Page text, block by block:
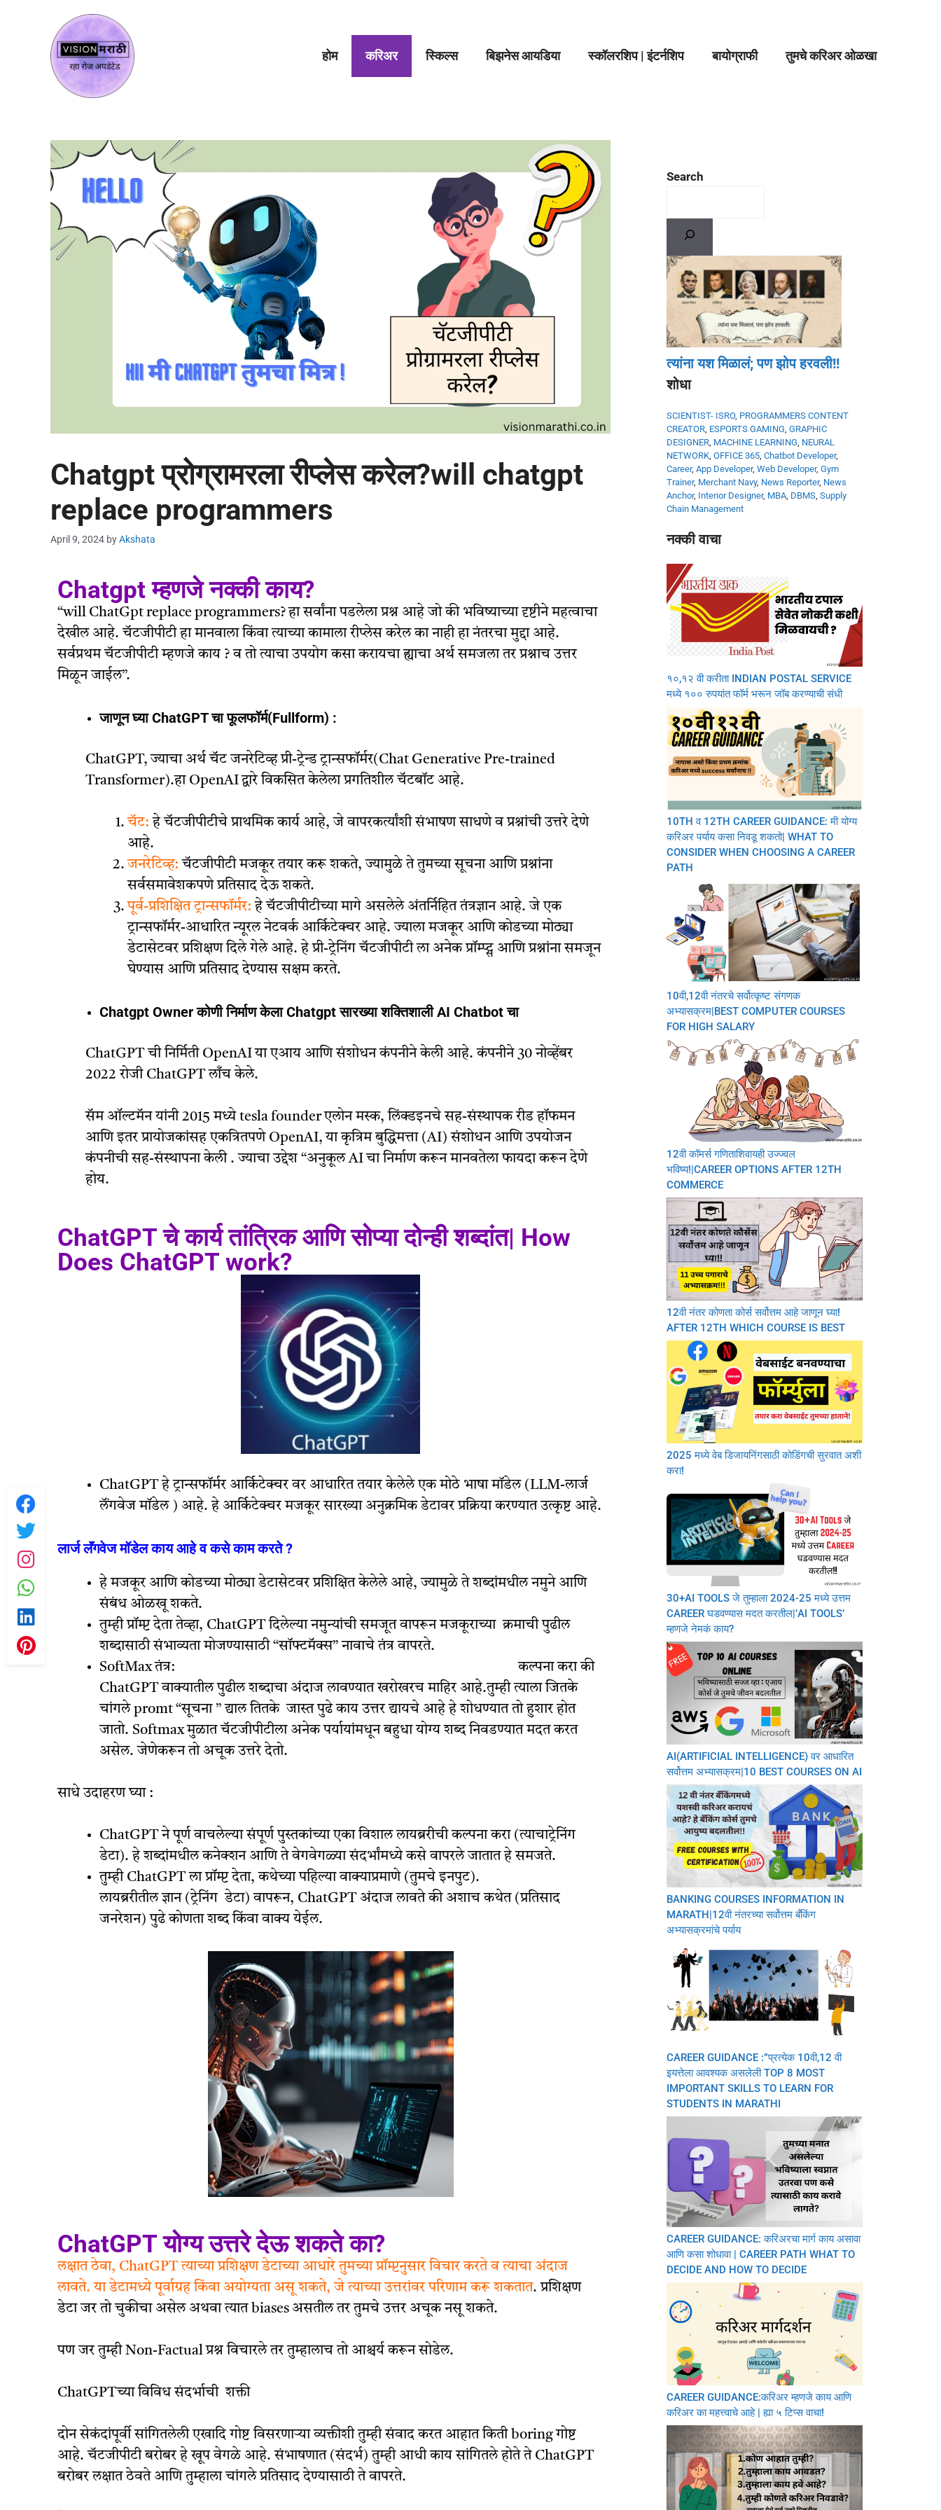
होम करिअर स्किल्स बिझनेस आयडिया स्कॉलरशिप | इंटर्नशिप बायोग्राफी तुमचे करिअर ओळखा
Chatgpt प्रोग्रामरला रीप्लेस करेल?will chatgpt
replace programmers
April 9, 2024 byAkshata
Chatgpt म्हणजे नक्की काय?
“will ChatGpt replace programmers? हा सर्वांना पडलेला प्रश्न आहे जो की भविष्याच्या दृष्टीने महत्वाचा
देखील आहे. चॅटजीपीटी हा मानवाला किंवा त्याच्या कामाला रीप्लेस करेल का नाही हा नंतरचा मुद्दा आहे.
सर्वप्रथम चॅटजीपीटी म्हणजे काय ? व तो त्याचा उपयोग कसा करायचा ह्याचा अर्थ समजला तर प्रश्नाच उत्तर
मिळून जाईल”.
जाणून घ्या ChatGPT चा फूलफॉर्म(Fullform) :
ChatGPT, ज्याचा अर्थ चॅट जनरेटिव्ह प्री-ट्रेन्ड ट्रान्सफॉर्मर(Chat Generative Pre-trained
Transformer).हा OpenAI द्वारे विकसित केलेला प्रगतिशील चॅटबॉट आहे.
चॅट: हे चॅटजीपीटीचे प्राथमिक कार्य आहे, जे वापरकर्त्यांशी संभाषण साधणे व प्रश्नांची उत्तरे देणे
आहे.
जनरेटिव्ह:चॅटजीपीटी मजकूर तयार करू शकते, ज्यामुळे ते तुमच्या सूचना आणि प्रश्नांना
सर्वसमावेशकपणे प्रतिसाद देऊ शकते.
पूर्व-प्रशिक्षित ट्रान्सफॉर्मर: हे चॅटजीपीटीच्या मागे असलेले अंतर्निहित तंत्रज्ञान आहे. जे एक
ट्रान्सफॉर्मर-आधारित न्यूरल नेटवर्क आर्किटेक्चर आहे. ज्याला मजकूर आणि कोडच्या मोठ्या
डेटासेटवर प्रशिक्षण दिले गेले आहे. हे प्री-ट्रेनिंग चॅटजीपीटी ला अनेक प्रॉम्प्ट्स आणि प्रश्नांना समजून
घेण्यास आणि प्रतिसाद देण्यास सक्षम करते.
Chatgpt Owner कोणी निर्माण केला Chatgpt सारख्या शक्तिशाली AI Chatbot चा
ChatGPT ची निर्मिती OpenAI या एआय आणि संशोधन कंपनीने केली आहे. कंपनीने 30 नोव्हेंबर
2022 रोजी ChatGPT लाँच केले.
सॅम ऑल्टमॅन यांनी 2015 मध्ये tesla founder एलोन मस्क, लिंक्डइनचे सह-संस्थापक रीड हॉफमन
आणि इतर प्रायोजकांसह एकत्रितपणे OpenAI, या कृत्रिम बुद्धिमत्ता (AI) संशोधन आणि उपयोजन
कंपनीची सह-संस्थापना केली . ज्याचा उद्देश “अनुकूल AI चा निर्माण करून मानवतेला फायदा करून देणे
होय.
ChatGPT चे कार्य तांत्रिक आणि सोप्या दोन्ही शब्दांत| How
Does ChatGPT work?
ChatGPT हे ट्रान्सफॉर्मर आर्किटेक्चर वर आधारित तयार केलेले एक मोठे भाषा मॉडेल (LLM-लार्ज
लॅंगवेज मॉडेल ) आहे. हे आर्किटेक्चर मजकूर सारख्या अनुक्रमिक डेटावर प्रक्रिया करण्यात उत्कृष्ट आहे.
लार्ज लॅंगवेज मॉडेल काय आहे व कसे काम करते ?
हे मजकूर आणि कोडच्या मोठ्या डेटासेटवर प्रशिक्षित केलेले आहे, ज्यामुळे ते शब्दांमधील नमुने आणि
संबंध ओळखू शकते.
तुम्ही प्रॉम्प्ट देता तेव्हा, ChatGPT दिलेल्या नमुन्यांची समजूत वापरून मजकूराच्या क्रमाची पुढील
शब्दासाठी संभाव्यता मोजण्यासाठी “सॉफ्टमॅक्स” नावाचे तंत्र वापरते.
SoftMax तंत्र: कल्पना करा की
ChatGPT वाक्यातील पुढील शब्दाचा अंदाज लावण्यात खरोखरच माहिर आहे.तुम्ही त्याला जितके
चांगले promt “सूचना ” द्याल तितके जास्त पुढे काय उत्तर द्यायचे आहे हे शोधण्यात तो हुशार होत
जातो. Softmax मुळात चॅटजीपीटीला अनेक पर्यायांमधून बहुधा योग्य शब्द निवडण्यात मदत करत
असेल. जेणेकरून तो अचूक उत्तरे देतो.
साधे उदाहरण घ्या :
ChatGPT ने पूर्ण वाचलेल्या संपूर्ण पुस्तकांच्या एका विशाल लायब्ररीची कल्पना करा (त्याचाट्रेनिंग
डेटा). हे शब्दांमधील कनेक्शन आणि ते वेगवेगळ्या संदर्भांमध्ये कसे वापरले जातात हे समजते.
तुम्ही ChatGPT ला प्रॉम्प्ट देता, कथेच्या पहिल्या वाक्याप्रमाणे (तुमचे इनपुट).
लायब्ररीतील ज्ञान (ट्रेनिंग डेटा) वापरून, ChatGPT अंदाज लावते की अशाच कथेत (प्रतिसाद
जनरेशन) पुढे कोणता शब्द किंवा वाक्य येईल.
ChatGPT योग्य उत्तरे देऊ शकते का?
लक्षात ठेवा, ChatGPT त्याच्या प्रशिक्षण डेटाच्या आधारे तुमच्या प्रॉम्प्टनुसार विचार करते व त्याचा अंदाज
लावते. या डेटामध्ये पूर्वाग्रह किंवा अयोग्यता असू शकते, जे त्याच्या उत्तरांवर परिणाम करू शकतात. प्रशिक्षण
डेटा जर तो चुकीचा असेल अथवा त्यात biases असतील तर तुमचे उत्तर अचूक नसू शकते.
पण जर तुम्ही Non-Factual प्रश्न विचारले तर तुम्हालाच तो आश्चर्य करून सोडेल.
ChatGPTच्या विविध संदर्भाची शक्ती
दोन सेकंदांपूर्वी सांगितलेली एखादि गोष्ट विसरणाऱ्या व्यक्तीशी तुम्ही संवाद करत आहात किती boring गोष्ट
आहे. चॅटजीपीटी बरोबर हे खूप वेगळे आहे. संभाषणात (संदर्भ) तुम्ही आधी काय सांगितले होते ते ChatGPT
बरोबर लक्षात ठेवते आणि तुम्हाला चांगले प्रतिसाद देण्यासाठी ते वापरते.
Search
त्यांना यश मिळालं; पण झोप हरवली!!
शोधा
SCIENTIST- ISRO, PROGRAMMERS CONTENT
CREATOR ESPORTS GAMING GRAPHIC
DESIGNER MACHINE LEARNING NEURAL
NETWORK OFFICE 365 Chatbot Developer,
Career, App Developer, Web Developer, Gym
Trainer, Merchant Navy, News Reporter, News
Anchor, Interior Designer, MBA DBMS Supply
Chain Management
नक्की वाचा
१०,१२ वी करीता INDIAN POSTAL SERVICE
मध्ये १०० रुपयांत फॉर्म भरून जॉब करण्याची संधी
10TH व 12TH CAREER GUIDANCE: मी योग्य
करिअर पर्याय कसा निवडू शकतो| WHAT TO
CONSIDER WHEN CHOOSING A CAREER
PATH
10वी,12वी नंतरचे सर्वोत्कृष्ट संगणक
अभ्यासक्रम|BEST COMPUTER COURSES
FOR HIGH SALARY
12वी कॉमर्स गणिताशिवायही उज्ज्वल
भविष्य!|CAREER OPTIONS AFTER 12TH
COMMERCE
12वी नंतर कोणता कोर्स सर्वोत्तम आहे जाणून घ्या!
AFTER 12TH WHICH COURSE IS BEST
2025 मध्ये वेब डिजायनिंगसाठी कोडिंगची सुरवात अशी
करा!
30+AI TOOLS जे तुम्हाला 2024-25 मध्ये उत्तम
CAREER घडवण्यास मदत करतील|’AI TOOLS’
म्हणजे नेमकं काय?
AI(ARTIFICIAL INTELLIGENCE) वर आधारित
सर्वोत्तम अभ्यासक्रम|10 BEST COURSES ON AI
BANKING COURSES INFORMATION IN
MARATH|12वी नंतरच्या सर्वोत्तम बँकिंग
अभ्यासक्रमांचे पर्याय
CAREER GUIDANCE :”प्रत्येक 10वी,12 वी
इयत्तेला आवश्यक असलेली TOP 8 MOST
IMPORTANT SKILLS TO LEARN FOR
STUDENTS IN MARATHI
CAREER GUIDANCE: करिअरचा मार्ग काय असावा
आणि कसा शोधावा | CAREER PATH WHAT TO
DECIDE AND HOW TO DECIDE
CAREER GUIDANCE:करिअर म्हणजे काय आणि
करिअर का महत्त्वाचे आहे | ह्या ५ टिप्स वाचा!